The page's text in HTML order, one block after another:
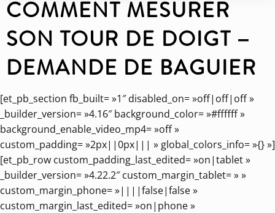
COMMENT MESURER
SON TOUR DE DOIGT –
DEMANDE DE BAGUIER
[et_pb_section fb_built= »1″ disabled_on= »off|off|off »
_builder_version= »4.16″ background_color= »#ffffff »
background_enable_video_mp4= »off »
custom_padding= »2px||0px||| » global_colors_info= »{} »]
[et_pb_row custom_padding_last_edited= »on|tablet »
_builder_version= »4.22.2″ custom_margin_tablet= » »
custom_margin_phone= »||||false|false »
custom_margin_last_edited= »on|phone »